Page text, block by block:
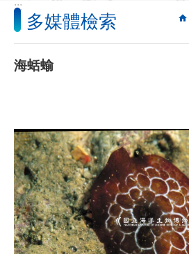
多
媒
體
檢
像
影
音
音
源
訊
息
:::
多媒體檢索
海蛞蝓